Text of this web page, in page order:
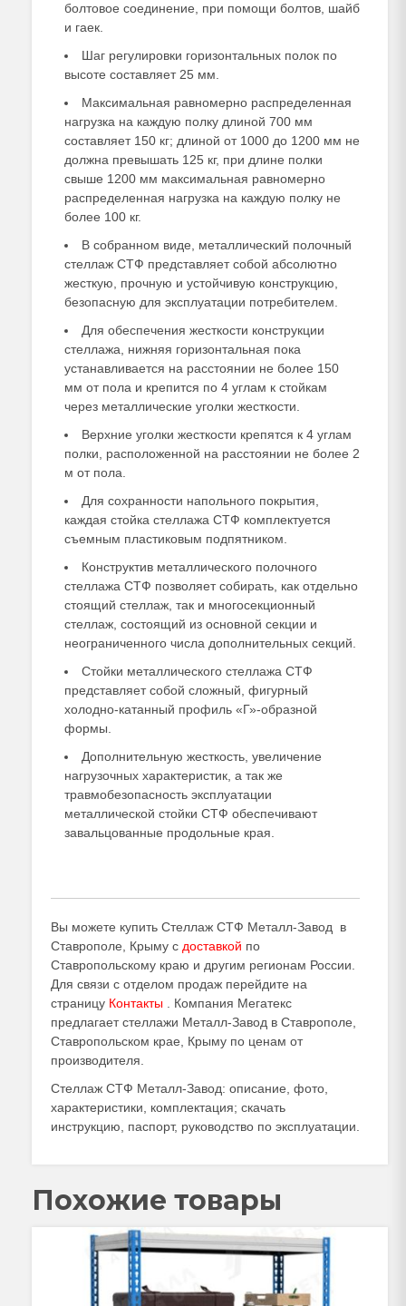
болтовое соединение, при помощи болтов, шайб
и гаек.
Шаг регулировки горизонтальных полок по
высоте составляет 25 мм.
Максимальная равномерно распределенная
нагрузка на каждую полку длиной 700 мм
составляет 150 кг; длиной от 1000 до 1200 мм не
должна превышать 125 кг, при длине полки
свыше 1200 мм максимальная равномерно
распределенная нагрузка на каждую полку не
более 100 кг.
В собранном виде, металлический полочный
стеллаж СТФ представляет собой абсолютно
жесткую, прочную и устойчивую конструкцию,
безопасную для эксплуатации потребителем.
Для обеспечения жесткости конструкции
стеллажа, нижняя горизонтальная пока
устанавливается на расстоянии не более 150
мм от пола и крепится по 4 углам к стойкам
через металлические уголки жесткости.
Верхние уголки жесткости крепятся к 4 углам
полки, расположенной на расстоянии не более 2
м от пола.
Для сохранности напольного покрытия,
каждая стойка стеллажа СТФ комплектуется
съемным пластиковым подпятником.
Конструктив металлического полочного
стеллажа СТФ позволяет собирать, как отдельно
стоящий стеллаж, так и многосекционный
стеллаж, состоящий из основной секции и
неограниченного числа дополнительных секций.
Стойки металлического стеллажа СТФ
представляет собой сложный, фигурный
холодно-катанный профиль «Г»-образной
формы.
Дополнительную жесткость, увеличение
нагрузочных характеристик, а так же
травмобезопасность эксплуатации
металлической стойки СТФ обеспечивают
завальцованные продольные края.
Вы можете купить Стеллаж СТФ Металл-Завод в
Ставрополе, Крыму с доставкой по
Ставропольскому краю и другим регионам России.
Для связи с отделом продаж перейдите на
страницу Контакты . Компания Мегатекс
предлагает стеллажи Металл-Завод в Ставрополе,
Ставропольском крае, Крыму по ценам от
производителя.
Стеллаж СТФ Металл-Завод: описание, фото,
характеристики, комплектация; скачать
инструкцию, паспорт, руководство по эксплуатации.
Похожие товары